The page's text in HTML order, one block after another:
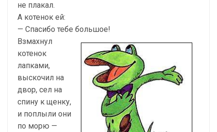
не плакал.
А котенок ей:
— Спасибо тебе большое!
Взмахнул
котенок
лапками,
выскочил на
двор, сел на
спину к щенку,
и поплыли они
по морю —